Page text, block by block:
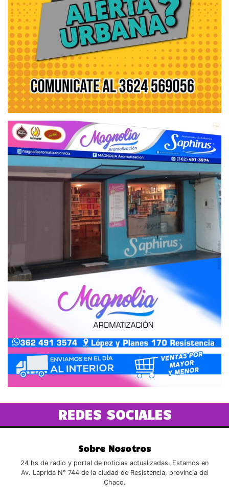
REDES SOCIALES
Sobre Nosotros
24 hs de radio y portal de noticias actualizadas. Estamos en
Av. Laprida N° 744 de la ciudad de Resistencia, provincia del
Chaco.